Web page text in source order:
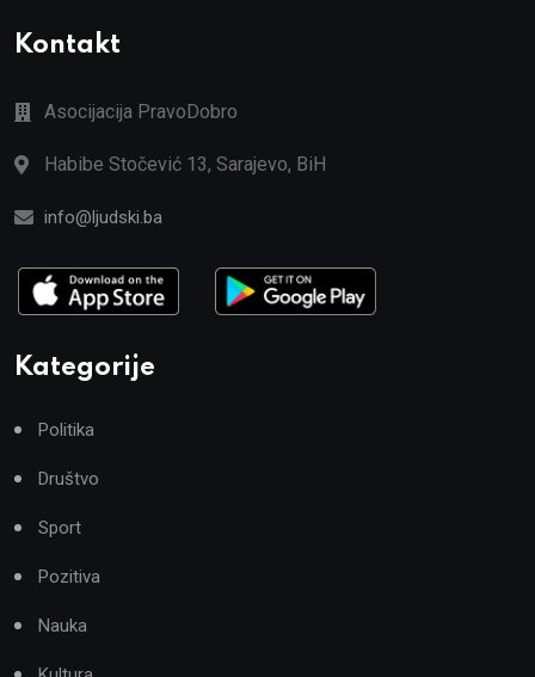
Kontakt
Asocijacija PravoDobro
Habibe Stočević 13, Sarajevo, BiH
info@ljudski.ba
Kategorije
Politika
Društvo
Sport
Pozitiva
Nauka